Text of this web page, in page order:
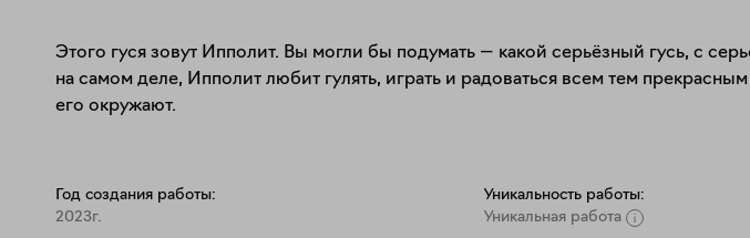
Этого гуся зовут Ипполит. Вы могли бы подумать — какой серьёзный гусь, с
на самом деле, Ипполит любит гулять, играть и радоваться всем тем
его окружают.
Год создания работы:
2023г.
Уникальность работы:
Уникальная работа